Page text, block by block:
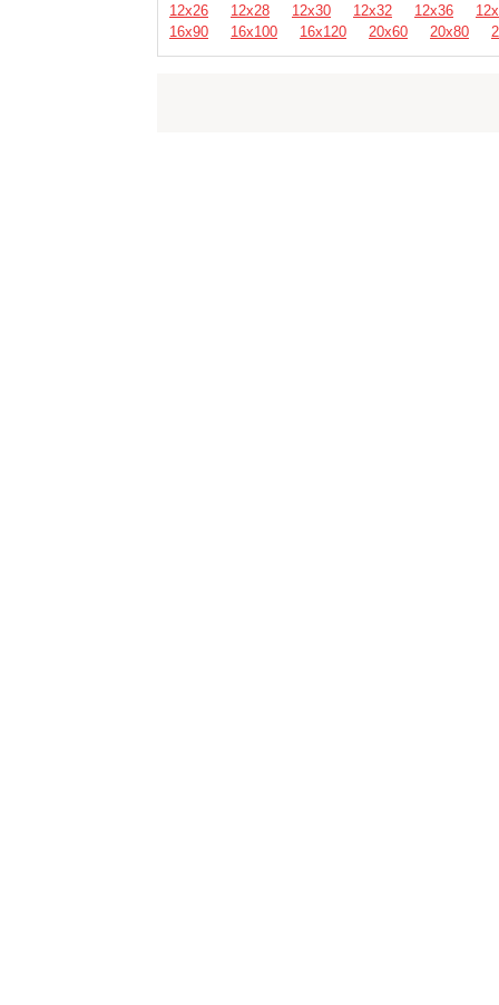
12х26
12х28 12х30 12х32 12х36
16х90
16х100 16х120 20х60 20х80